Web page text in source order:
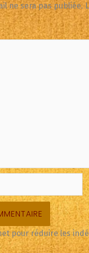
ne sera pas publiée.
pour réduire les